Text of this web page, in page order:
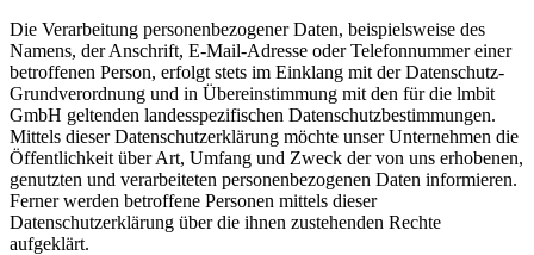
Die Verarbeitung personenbezogener Daten, beispielsweise des
Namens, der Anschrift, E-Mail-Adresse oder Telefonnummer einer
betroffenen Person, erfolgt stets im Einklang mit der Datenschutz-
Grundverordnung und in Übereinstimmung mit den für die lmbit
GmbH geltenden landesspezifischen Datenschutzbestimmungen.
Mittels dieser Datenschutzerklärung möchte unser Unternehmen die
Öffentlichkeit über Art, Umfang und Zweck der von uns erhobenen,
genutzten und verarbeiteten personenbezogenen Daten informieren.
Ferner werden betroffene Personen mittels dieser
Datenschutzerklärung über die ihnen zustehenden Rechte
aufgeklärt.